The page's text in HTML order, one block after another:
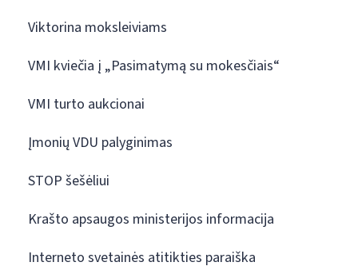
Viktorina moksleiviams
VMI kviečia į „Pasimatymą su mokesčiais“
VMI turto aukcionai
Įmonių VDU palyginimas
STOP šešėliui
Krašto apsaugos ministerijos informacija
Interneto svetainės atitikties paraiška